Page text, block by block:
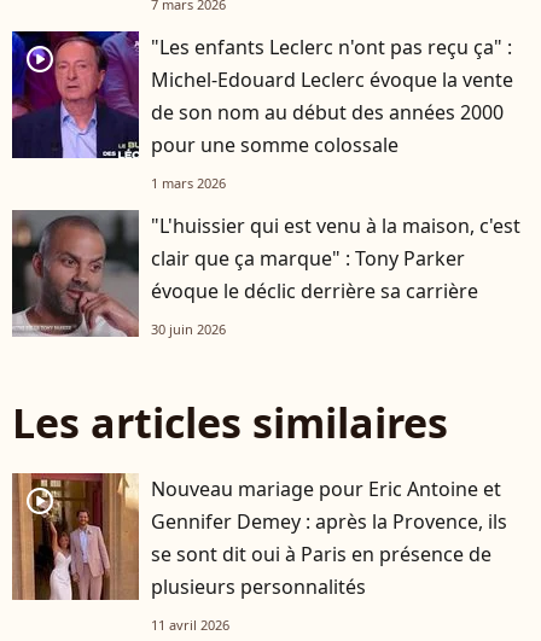
7 mars 2026
player2
"Les enfants Leclerc n'ont pas reçu ça" :
Michel-Edouard Leclerc évoque la vente
de son nom au début des années 2000
pour une somme colossale
1 mars 2026
"L'huissier qui est venu à la maison, c'est
clair que ça marque" : Tony Parker
évoque le déclic derrière sa carrière
30 juin 2026
Les articles similaires
player2
Nouveau mariage pour Eric Antoine et
Gennifer Demey : après la Provence, ils
se sont dit oui à Paris en présence de
plusieurs personnalités
11 avril 2026